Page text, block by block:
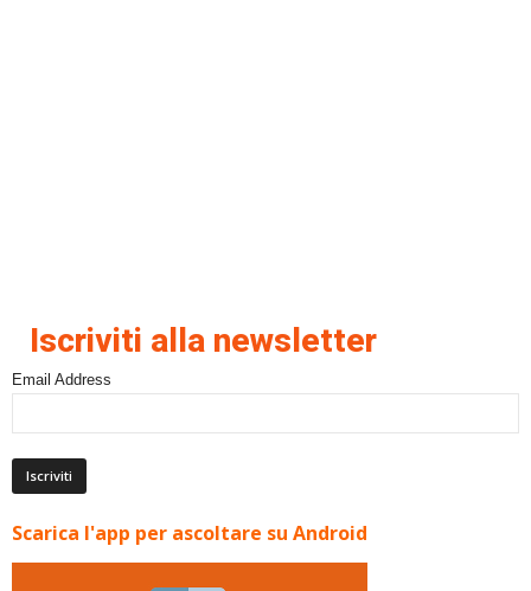
Iscriviti alla newsletter
Email Address
Scarica l'app per ascoltare su Android